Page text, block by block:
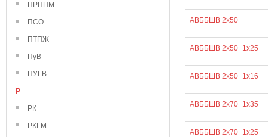
ПРППМ
ПСО
ПТПЖ
ПуВ
ПУГВ
Р
РК
РКГМ
АВББШВ 2х50
АВББШВ 2х50+1х25
АВББШВ 2х50+1х16
АВББШВ 2х70+1х35
АВББШВ 2х70+1х25